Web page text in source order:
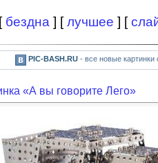
бездна ] [лучшее ] [
PIC-BASH.RU- все новые картинки
«А вы говорите Лего»